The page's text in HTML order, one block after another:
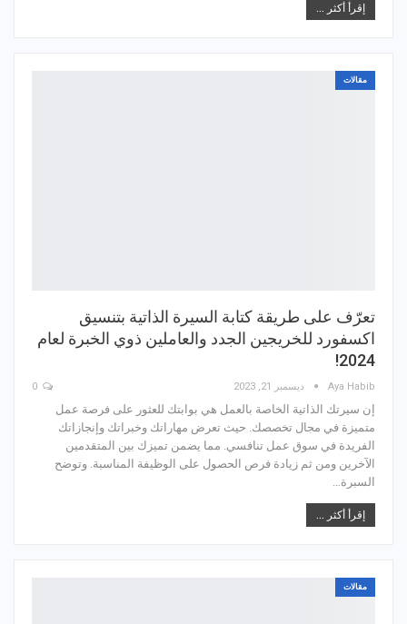
إقرأ أكثر ...
مقالات
تعرّف على طريقة كتابة السيرة الذاتية بتنسيق
اكسفورد للخريجين الجدد والعاملين ذوي الخبرة لعام
2024!
Aya Habib ديسمبر 21, 2023
إن سيرتك الذاتية الخاصة بالعمل هي بوابتك للعثور على فرصة عمل
متميزة في مجال تخصصك. حيث تعرض مهاراتك وخبراتك وإنجازاتك
الفريدة في سوق عمل تنافسي. مما يضمن تميزك بين المتقدمين
الآخرين ومن ثم زيادة فرص الحصول على الوظيفة المناسبة. وتوضح
السبرة…
إقرأ أكثر ...
مقالات